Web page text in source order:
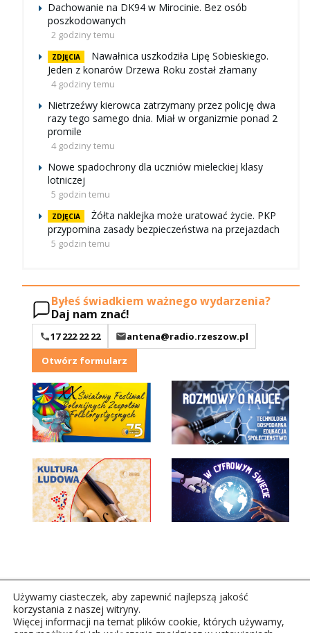
Dachowanie na DK94 w Mirocinie. Bez osób
poszkodowanych
2 godziny temu
ZDJĘCIA
Nawałnica uszkodziła Lipę Sobieskiego.
Jeden z konarów Drzewa Roku został złamany
4 godziny temu
Nietrzeźwy kierowca zatrzymany przez policję dwa
razy tego samego dnia. Miał w organizmie ponad 2
promile
4 godziny temu
Nowe spadochrony dla uczniów mieleckiej klasy
lotniczej
5 godzin temu
ZDJĘCIA
Żółta naklejka może uratować życie. PKP
przypomina zasady bezpieczeństwa na przejazdach
5 godzin temu
Byłeś świadkiem ważnego wydarzenia?
Daj nam znać!
17 222 22 22
antena@radio.rzeszow.pl
Otwórz formularz
Używamy ciasteczek, aby zapewnić najlepszą jakość
korzystania z naszej witryny.
Więcej informacji na temat plików cookie, których używamy,